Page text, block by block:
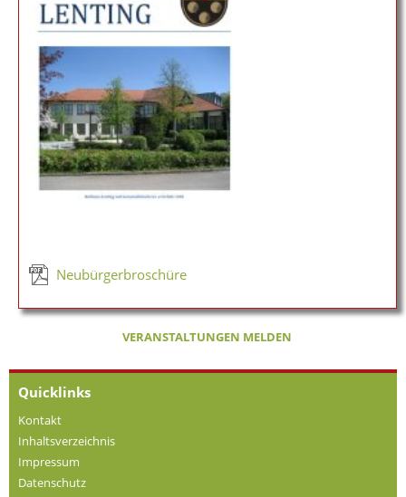
Neubürgerbroschüre
VERANSTALTUNGEN MELDEN
Quicklinks
Kontakt
Inhaltsverzeichnis
Impressum
Datenschutz